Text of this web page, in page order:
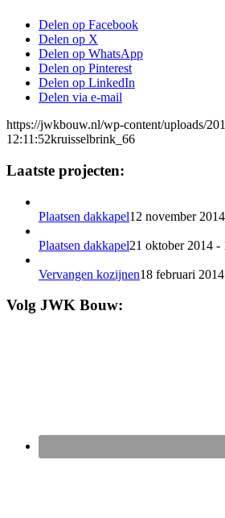
Delen op Facebook
Delen op X
Delen op WhatsApp
Delen op Pinterest
Delen op LinkedIn
Delen via e-mail
https://jwkbouw.nl/wp-content/uploads/
12:11:52kruisselbrink_66
Laatste projecten:
Plaatsen dakkapel12 november
Plaatsen dakkapel21 oktober 2014 -
Vervangen kozijnen18 februari
Volg JWK Bouw: